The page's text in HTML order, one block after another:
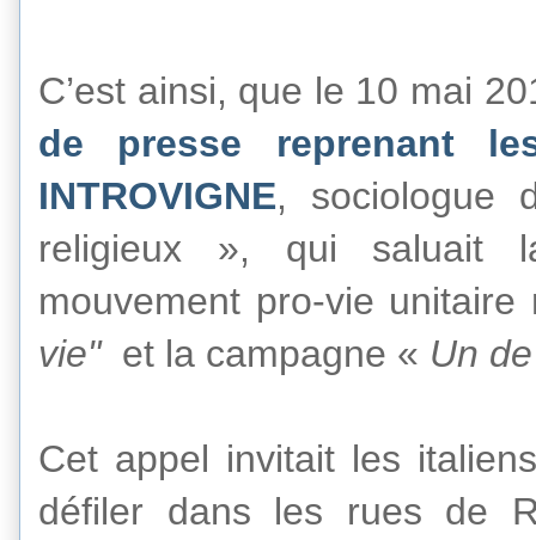
C’est ainsi, que le 10 mai
de presse reprenant
INTROVIGNE, sociologue
religieux », qui saluait
mouvement pro-vie unitaire
vie" et la campagne « Un
Cet appel invitait les
défiler dans les rues de